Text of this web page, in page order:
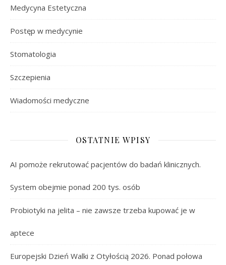
Medycyna Estetyczna
Postęp w medycynie
Stomatologia
Szczepienia
Wiadomości medyczne
OSTATNIE WPISY
AI pomoże rekrutować pacjentów do badań klinicznych.
System obejmie ponad 200 tys. osób
Probiotyki na jelita – nie zawsze trzeba kupować je w
aptece
Europejski Dzień Walki z Otyłością 2026. Ponad połowa